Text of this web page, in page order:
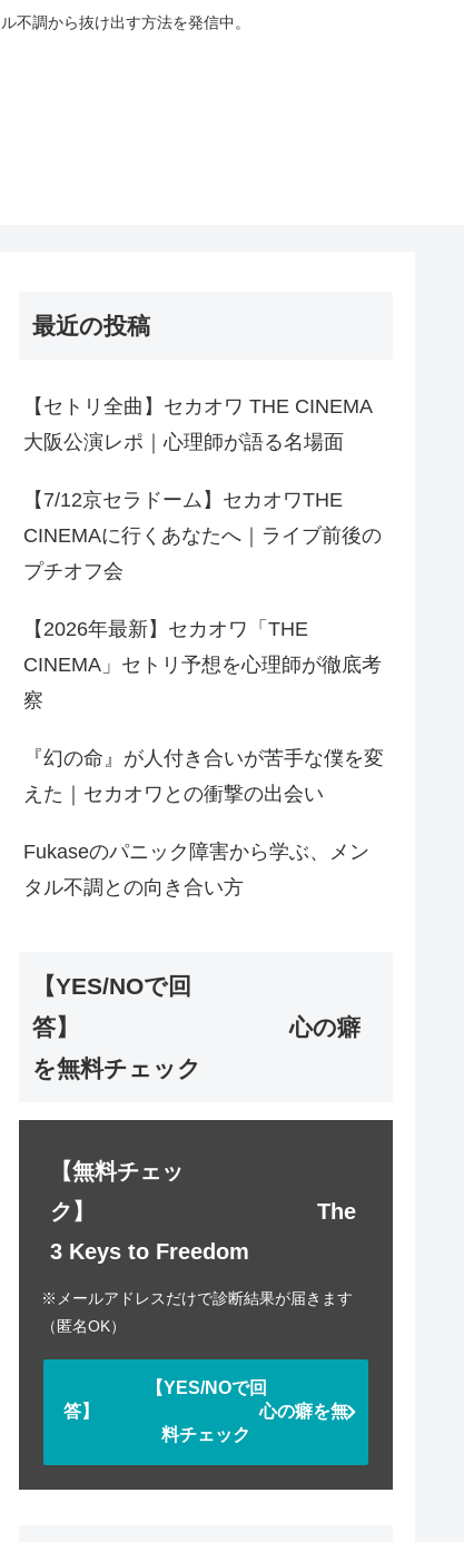
不調から抜け出す方法を発信中。
最近の投稿
【セトリ全曲】セカオワ THE CINEMA
大阪公演レポ｜心理師が語る名場面
【7/12京セラドーム】セカオワTHE
CINEMAに行くあなたへ｜ライブ前後の
プチオフ会
【2026年最新】セカオワ「THE
CINEMA」セトリ予想を心理師が徹底考
察
『幻の命』が人付き合いが苦手な僕を変
えた｜セカオワとの衝撃の出会い
Fukaseのパニック障害から学ぶ、メン
タル不調との向き合い方
【YES/NOで回
答】 心の癖
を無料チェック
【無料チェッ
ク】 The
3 Keys to Freedom
※メールアドレスだけで診断結果が届きます
（匿名OK）
【YES/NOで回
答】 心の癖を無
料チェック